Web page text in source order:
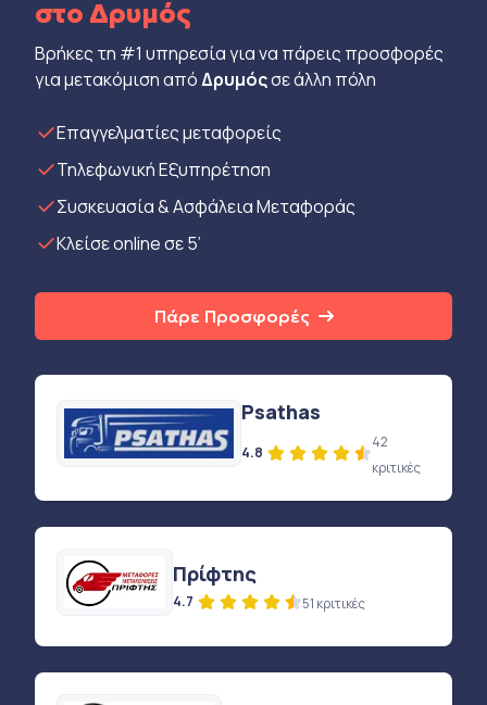
στο Δρυμός
Βρήκες τη #1 υπηρεσία για να πάρεις προσφορές
για μετακόμιση απόΔρυμόςσε άλλη πόλη
Eπαγγελματίες μεταφορείς
Τηλεφωνική Εξυπηρέτηση
Συσκευασία & Ασφάλεια Μεταφοράς
Κλείσε online σε 5’
Πάρε Προσφορές
Psathas
4.8
42
κριτικές
Πρίφτης
4.7 51 κριτικές